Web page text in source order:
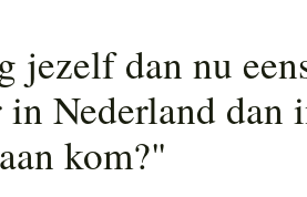
jezelf dan nu
in Nederland dan
kom?"